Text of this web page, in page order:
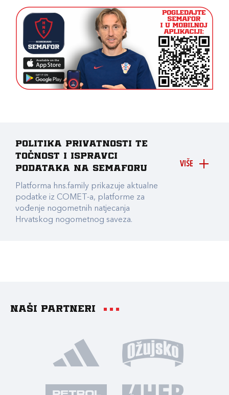
VIŠE
Politika privatnosti te
točnost i ispravci
podataka na Semaforu
Platforma hns.family prikazuje aktualne
podatke iz COMET-a, platforme za
vođenje nogometnih natjecanja
Hrvatskog nogometnog saveza.
Naši partneri